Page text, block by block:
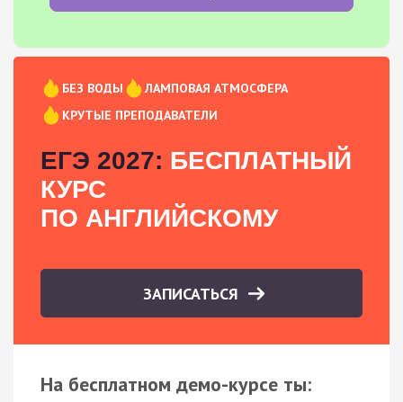
БЕЗ ВОДЫ
ЛАМПОВАЯ АТМОСФЕРА
КРУТЫЕ ПРЕПОДАВАТЕЛИ
ЕГЭ 2027: БЕСПЛАТНЫЙ
КУРС
ПО АНГЛИЙСКОМУ
ЗАПИСАТЬСЯ
На бесплатном демо-курсе ты: